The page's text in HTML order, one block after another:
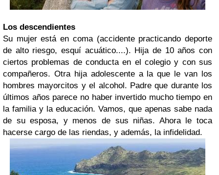
Los descendientes
Su mujer está en coma (accidente practicando deporte
de alto riesgo, esquí acuático....). Hija de 10 años con
ciertos problemas de conducta en el colegio y con sus
compañeros. Otra hija adolescente a la que le van los
hombres mayorcitos y el alcohol. Padre que durante los
últimos años parece no haber invertido mucho tiempo en
la familia y la educación. Vamos, que apenas sabe nada
de su esposa, y menos de sus niñas. Ahora le toca
hacerse cargo de las riendas, y además, la infidelidad.